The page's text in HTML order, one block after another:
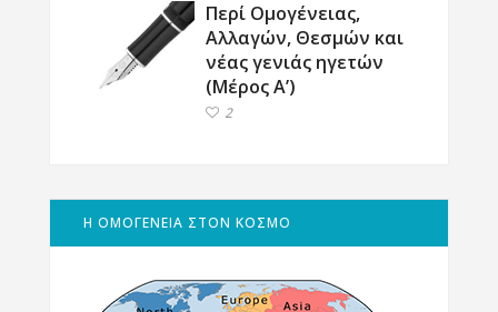
Περί Ομογένειας,
Αλλαγών, Θεσμών και
νέας γενιάς ηγετών
(Μέρος Α’)
2
Η ΟΜΟΓΕΝΕΙΑ ΣΤΟΝ ΚΟΣΜΟ